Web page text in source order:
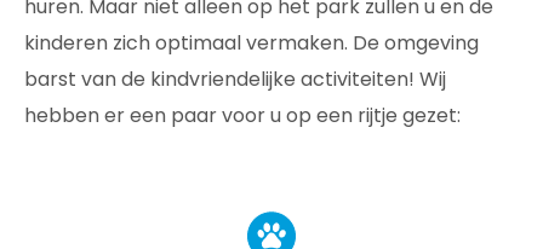
huren. Maar niet alleen op het park zullen u en de
kinderen zich optimaal vermaken. De omgeving
barst van de kindvriendelijke activiteiten! Wij
hebben er een paar voor u op een rijtje gezet: